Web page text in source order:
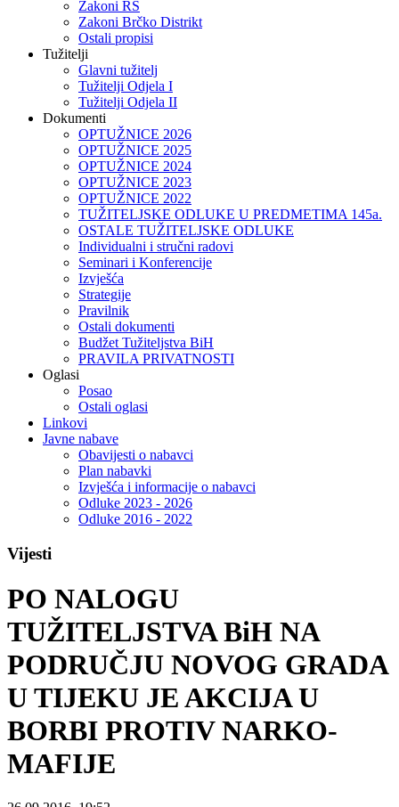
Zakoni RS
Zakoni Brčko Distrikt
Ostali propisi
Tužitelji
Glavni tužitelj
Tužitelji Odjela I
Tužitelji Odjela II
Dokumenti
OPTUŽNICE 2026
OPTUŽNICE 2025
OPTUŽNICE 2024
OPTUŽNICE 2023
OPTUŽNICE 2022
TUŽITELJSKE ODLUKE U PREDMETIMA 145a.
OSTALE TUŽITELJSKE ODLUKE
Individualni i stručni radovi
Seminari i Konferencije
Izvješća
Strategije
Pravilnik
Ostali dokumenti
Budžet Tužiteljstva BiH
PRAVILA PRIVATNOSTI
Oglasi
Posao
Ostali oglasi
Linkovi
Javne nabave
Obavijesti o nabavci
Plan nabavki
Izvješća i informacije o nabavci
Odluke 2023 - 2026
Odluke 2016 - 2022
Vijesti
PO NALOGU
TUŽITELJSTVA BiH NA
PODRUČJU NOVOG GRADA
U TIJEKU JE AKCIJA U
BORBI PROTIV NARKO-
MAFIJE